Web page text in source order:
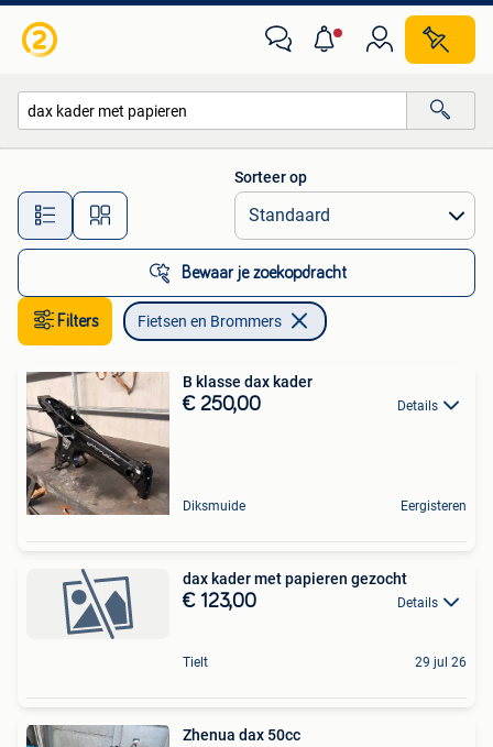
Alle afstanden…
Sorteer op
Bewaar je zoekopdracht
Filters Fietsen en Brommers
B klasse dax kader
€ 250,00 Details
Diksmuide Eergisteren
dax kader met papieren gezocht
€ 123,00 Details
Tielt 29 jul 26
Zhenua dax 50cc